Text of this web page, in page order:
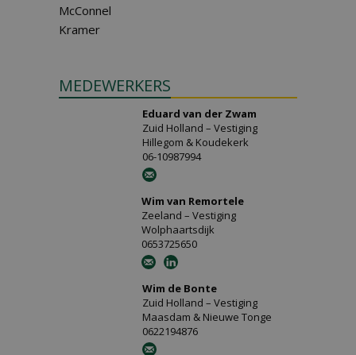
McConnel
Kramer
MEDEWERKERS
Eduard van der Zwam
Zuid Holland – Vestiging
Hillegom & Koudekerk
06-10987994
Wim van Remortele
Zeeland – Vestiging
Wolphaartsdijk
0653725650
Wim de Bonte
Zuid Holland – Vestiging
Maasdam & Nieuwe Tonge
0622194876